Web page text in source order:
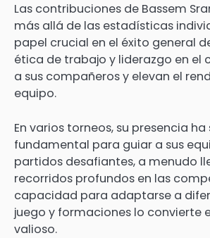
Las contribuciones de Bassem
más allá de las estadísticas
papel crucial en el éxito general
ética de trabajo y liderazgo en el
a sus compañeros y elevan el
equipo.
En varios torneos, su presencia ha
fundamental para guiar a sus
partidos desafiantes, a menudo
recorridos profundos en las
capacidad para adaptarse a
juego y formaciones lo convierte
valioso.